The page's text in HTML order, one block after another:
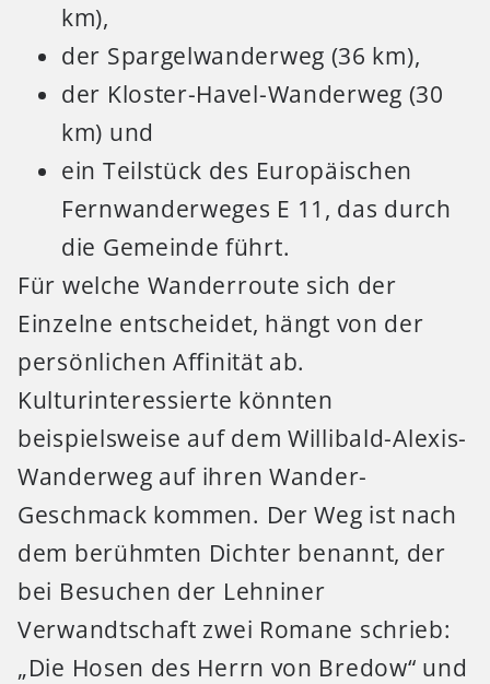
km),
der Spargelwanderweg (36 km),
der Kloster-Havel-Wanderweg (30
km) und
ein Teilstück des Europäischen
Fernwanderweges E 11, das durch
die Gemeinde führt.
Für welche Wanderroute sich der
Einzelne entscheidet, hängt von der
persönlichen Affinität ab.
Kulturinteressierte könnten
beispielsweise auf dem Willibald-Alexis-
Wanderweg auf ihren Wander-
Geschmack kommen. Der Weg ist nach
dem berühmten Dichter benannt, der
bei Besuchen der Lehniner
Verwandtschaft zwei Romane schrieb:
„Die Hosen des Herrn von Bredow“ und